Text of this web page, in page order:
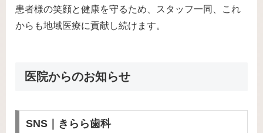
患者様の笑顔と健康を守るため、スタッフ一同、これ
からも地域医療に貢献し続けます。
医院からのお知らせ
SNS｜きらら歯科